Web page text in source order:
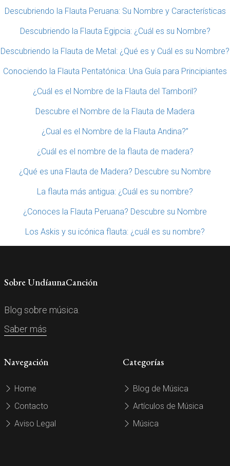
Descubriendo la Flauta Peruana: Su Nombre y Características
Descubriendo la Flauta Egipcia: ¿Cuál es su Nombre?
Descubriendo la Flauta de Metal: ¿Qué es y Cuál es su Nombre?
Conociendo la Flauta Pentatónica: Una Guía para Principiantes
¿Cuál es el Nombre de la Flauta del Tamboril?
Descubre el Nombre de la Flauta de Madera
¿Cual es el Nombre de la Flauta Andina?”
¿Cuál es el nombre de la flauta de madera?
¿Qué es una Flauta de Madera? Descubre su Nombre
La flauta más antigua: ¿Cuál es su nombre?
¿Conoces la Flauta Peruana? Descubre su Nombre
Los Askis y su icónica flauta: ¿cuál es su nombre?
Sobre UndíaunaCanción
Blog sobre música.
Saber más
Navegación
Home
Contacto
Aviso Legal
Categorías
Blog de Música
Artículos de Música
Música